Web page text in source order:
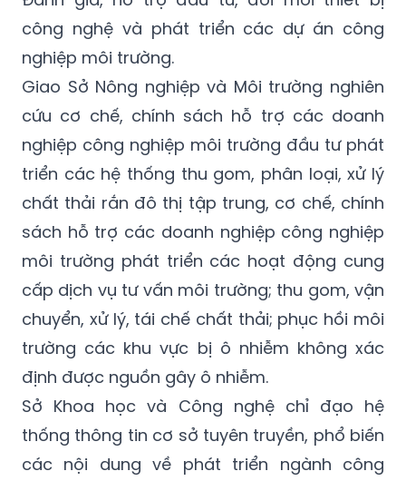
công nghệ và phát triển các dự án công
nghiệp môi trường.
Giao Sở Nông nghiệp và Môi trường nghiên
cứu cơ chế, chính sách hỗ trợ các doanh
nghiệp công nghiệp môi trường đầu tư phát
triển các hệ thống thu gom, phân loại, xử lý
chất thải rắn đô thị tập trung, cơ chế, chính
sách hỗ trợ các doanh nghiệp công nghiệp
môi trường phát triển các hoạt động cung
cấp dịch vụ tư vấn môi trường; thu gom, vận
chuyển, xử lý, tái chế chất thải; phục hồi môi
trường các khu vực bị ô nhiễm không xác
định được nguồn gây ô nhiễm.
Sở Khoa học và Công nghệ chỉ đạo hệ
thống thông tin cơ sở tuyên truyền, phổ biến
các nội dung về phát triển ngành công